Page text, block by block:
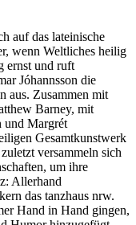
auf das lateinische
wenn Weltliches heilig
ernst und ruft
Jóhannsson die
aus. Zusammen mit
Barney, mit
und Margrét
Gesamtkunstwerk
versammeln sich
um ihre
Allerhand
das tanzhaus nrw.
Hand in Hand gingen,